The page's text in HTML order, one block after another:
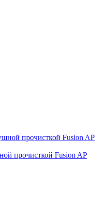
прочисткой Fusion AP